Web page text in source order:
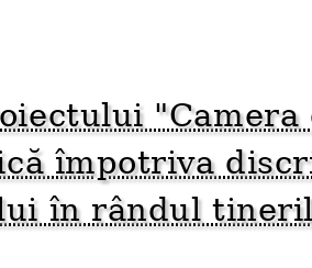
împotriva
în rândul